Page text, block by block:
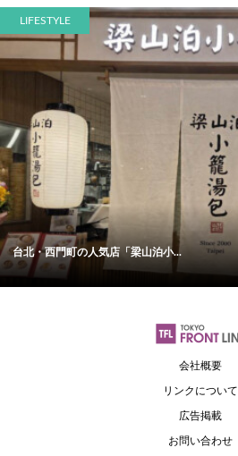
LIFESTYLE
台北・西門町の人気店「梁山泊小...
会社概要
リンクについて
広告掲載
お問い合わせ